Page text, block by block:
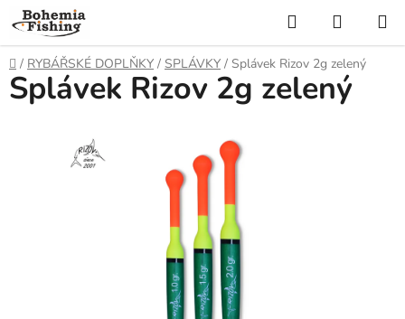
Přejít
na
obsah
Hledat
KOŠÍK
Domů
/ RYBÁŘSKÉ DOPLŇKY / SPLÁVKY / Splávek Rizov 2g zelený
Splávek Rizov 2g zelený